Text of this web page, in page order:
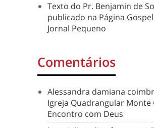
Texto do Pr. Benjamin de
publicado na Página
Jornal Pequeno
Comentários
Alessandra damiana
Igreja Quadrangular Monte
Encontro com Deus